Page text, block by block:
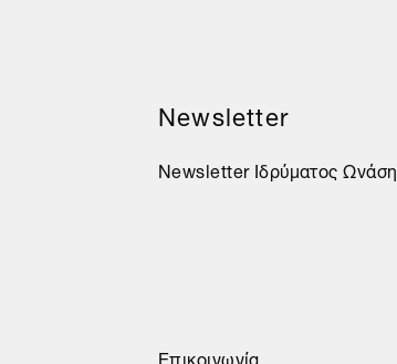
Newsletter
Newsletter Ιδρύματος Ωνάση